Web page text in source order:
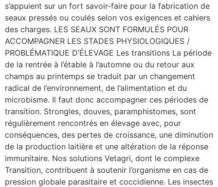
s’appuient sur un fort savoir-faire pour la fabrication de
seaux pressés ou coulés selon vos exigences et cahiers
des charges. LES SEAUX SONT FORMULÉS POUR
ACCOMPAGNER LES STADES PHYSIOLOGIQUES /
PROBLÉMATIQUE D’ÉLEVAGE Les transitions La période
de la rentrée à l’étable à l’automne ou du retour aux
champs au printemps se traduit par un changement
radical de l’environnement, de l’alimentation et du
microbisme. Il faut donc accompagner ces périodes de
transition. Strongles, douves, paramphistomes, sont
régulièrement rencontrés en élevage avec, pour
conséquences, des pertes de croissance, une diminution
de la production laitière et une altération de la réponse
immunitaire. Nos solutions Vetagri, dont le complexe
Transition, contribuent à soutenir l’organisme en cas de
pression globale parasitaire et coccidienne. Les insectes